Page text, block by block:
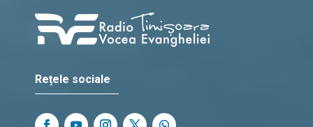
Rețele sociale